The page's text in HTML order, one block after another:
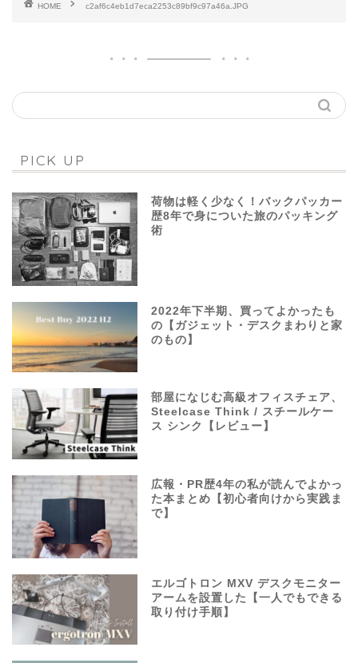
HOME c2af6c4eb1d7eca2253c89bf9c97a46a.JPG
PICK UP
荷物は軽く少なく！バックパッカー
歴8年で身についた旅のパッキング
術
2022年下半期、買ってよかったも
の【ガジェット・デスクまわりと家
のもの】
部屋になじむ高級オフィスチェア、
Steelcase Think / スチールケー
ス シンク【レビュー】
広報・PR歴4年の私が読んでよかっ
た本まとめ【初心者向けから実践ま
で】
エルゴトロン MXV デスクモニター
アームを設置した【一人でもできる
取り付け手順】